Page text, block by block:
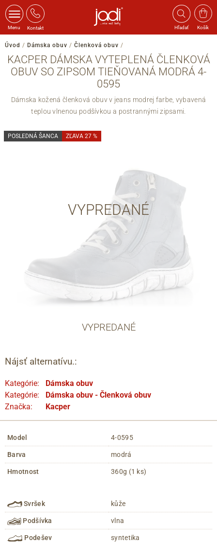
Menu Kontakt Hľadať Košík
Úvod / Dámska obuv / Členková obuv /
KACPER DÁMSKA VYTEPLENÁ ČLENKOVÁ
OBUV SO ZIPSOM TIEŇOVANÁ MODRÁ 4-
0595
Dámska kožená členková obuv v jeans modrej farbe, vybavená
teplou vlnenou podšívkou a postrannými zipsami.
VYPREDANÉ
POSLEDNÁ ŠANCA ZĽAVA 27 %
VYPREDANÉ
Nájsť alternatívu.:
Kategórie:
Dámska obuv
Kategórie:
Dámska obuv - Členková obuv
Značka:
Kacper
Model 4-0595
Barva modrá
Hmotnost 360g (1 ks)
Svršek kůže
Podšívka vlna
Podešev syntetika